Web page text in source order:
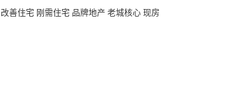
改善住宅 刚需住宅 品牌地产 老城核心 现房